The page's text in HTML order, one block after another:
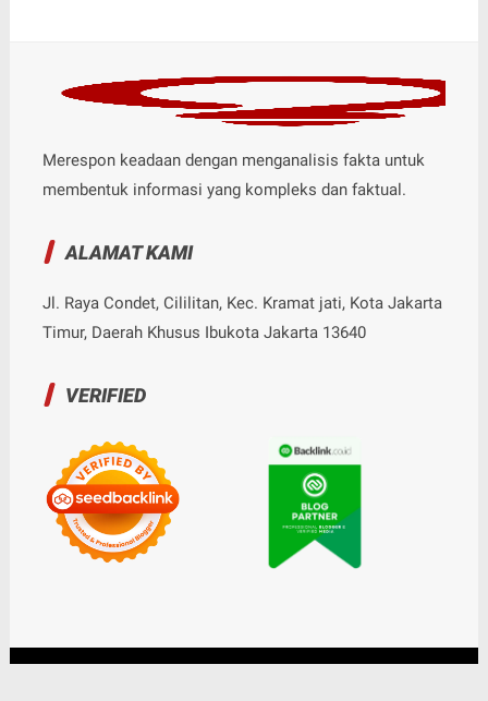
Merespon keadaan dengan menganalisis fakta untuk
membentuk informasi yang kompleks dan faktual.
ALAMAT KAMI
Jl. Raya Condet, Cililitan, Kec. Kramat jati, Kota Jakarta
Timur, Daerah Khusus Ibukota Jakarta 13640
VERIFIED